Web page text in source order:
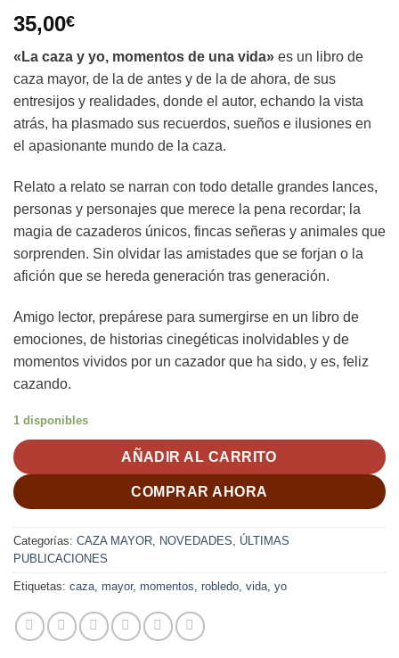
35,00€
«La caza y yo, momentos de una vida» es un libro de
caza mayor, de la de antes y de la de ahora, de sus
entresijos y realidades, donde el autor, echando la vista
atrás, ha plasmado sus recuerdos, sueños e ilusiones en
el apasionante mundo de la caza.
Relato a relato se narran con todo detalle grandes lances,
personas y personajes que merece la pena recordar; la
magia de cazaderos únicos, fincas señeras y animales que
sorprenden. Sin olvidar las amistades que se forjan o la
afición que se hereda generación tras generación.
Amigo lector, prepárese para sumergirse en un libro de
emociones, de historias cinegéticas inolvidables y de
momentos vividos por un cazador que ha sido, y es, feliz
cazando.
1 disponibles
AÑADIR AL CARRITO
COMPRAR AHORA
Categorías: CAZA MAYOR, NOVEDADES, ÚLTIMAS
PUBLICACIONES
Etiquetas: caza, mayor, momentos, robledo, vida, yo